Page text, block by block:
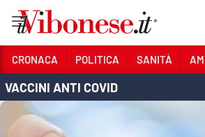
Sezioni
CRONACA
CRONACA POLITICA SANITÀ
VACCINI ANTI COVID